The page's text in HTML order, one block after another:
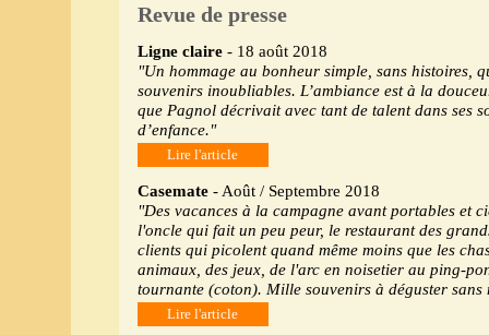
Revue de presse
Ligne claire- 18 août 2018
"Un hommage au bonheur simple, sans histoires,
souvenirs inoubliables. L’ambiance est à la
que Pagnol décrivait avec tant de talent dans ses
d’enfance."
Lire l'article
Casemate- Août / Septembre 2018
"Des vacances à la campagne avant portables et
l'oncle qui fait un peu peur, le restaurant des
clients qui picolent quand même moins que les
animaux, des jeux, de l'arc en noisetier au ping-
tournante (coton). Mille souvenirs à déguster sans
Lire l'article